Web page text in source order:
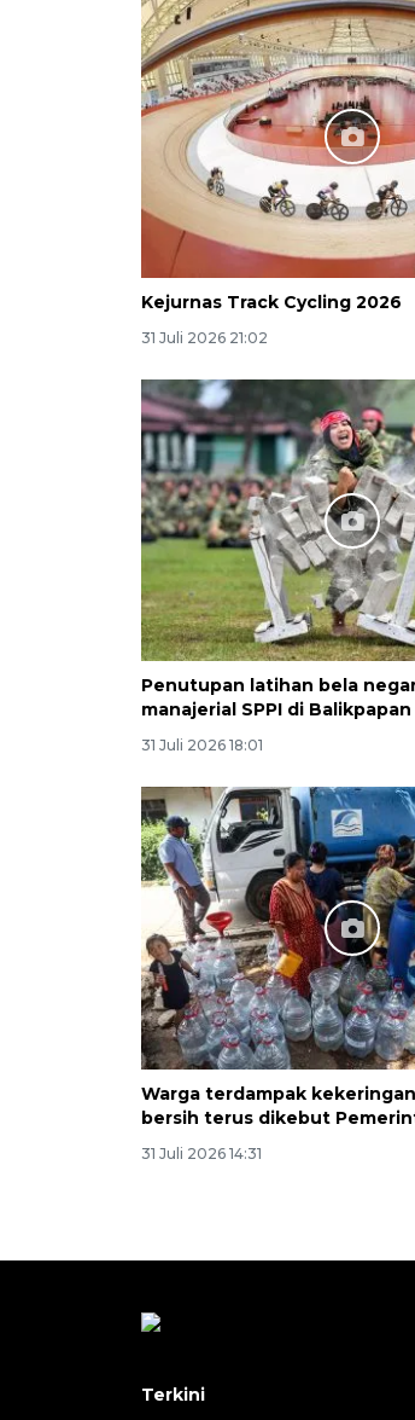
Kejurnas Track Cycling 2026
31 Juli 2026 21:02
Penutupan latihan bela
manajerial SPPI di Balikpapan
31 Juli 2026 18:01
Warga terdampak
bersih terus dikebut
31 Juli 2026 14:31
Terkini